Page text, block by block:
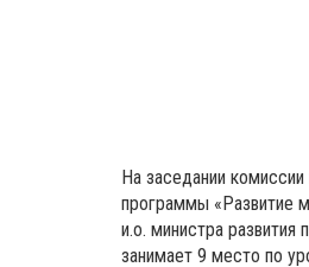
На заседании
программы «Развитие
и.о. министра развития
занимает 9 место по